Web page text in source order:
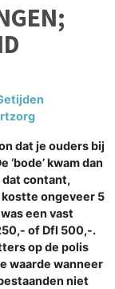
dat je ouders bij
kwam dan
contant,
ongeveer 5
een vast
of Dfl 500,-.
op de polis
waarde wanneer
niet